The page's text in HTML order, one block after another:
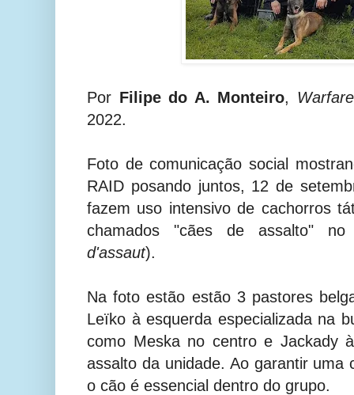
Por Filipe do A. Monteiro,
2022.
Foto de comunicação social
RAID posando juntos, 12 de
fazem uso intensivo de cachorros
chamados "cães de assalto"
d'assaut).
Na foto estão estão 3 pastores
Leïko à esquerda especializada na
como Meska no centro e Jackady
assalto da unidade. Ao garantir uma
o cão é essencial dentro do grupo.